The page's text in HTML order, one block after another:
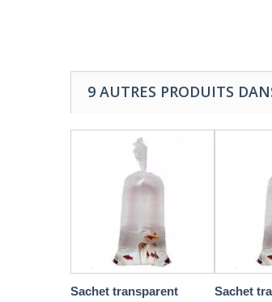
9 AUTRES PRODUITS
Sachet transparent
Sachet